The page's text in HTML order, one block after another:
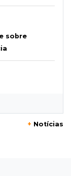
sobre
sobre
+ Notícias